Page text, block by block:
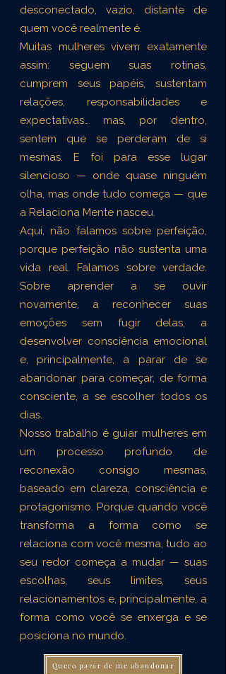
desconectado, vazio, distante de
quem você realmente é.
Muitas mulheres vivem exatamente
assim: seguem suas rotinas,
cumprem seus papéis, sustentam
relações, responsabilidades e
expectativas… mas, por dentro,
sentem que se perderam de si
mesmas. E foi para esse lugar
silencioso — onde quase ninguém
olha, mas onde tudo começa — que
a Relaciona Mente nasceu.
Aqui, não falamos sobre perfeição,
porque perfeição não sustenta uma
vida real. Falamos sobre verdade.
Sobre aprender a se ouvir
novamente, a reconhecer suas
emoções sem fugir delas, a
desenvolver consciência emocional
e, principalmente, a parar de se
abandonar para começar, de forma
consciente, a se escolher todos os
dias.
Nosso trabalho é guiar mulheres em
um processo profundo de
reconexão consigo mesmas,
baseado em clareza, consciência e
protagonismo. Porque quando você
transforma a forma como se
relaciona com você mesma, tudo ao
seu redor começa a mudar — suas
escolhas, seus limites, seus
relacionamentos e, principalmente, a
forma como você se enxerga e se
posiciona no mundo.
Quero parar de me abandonar